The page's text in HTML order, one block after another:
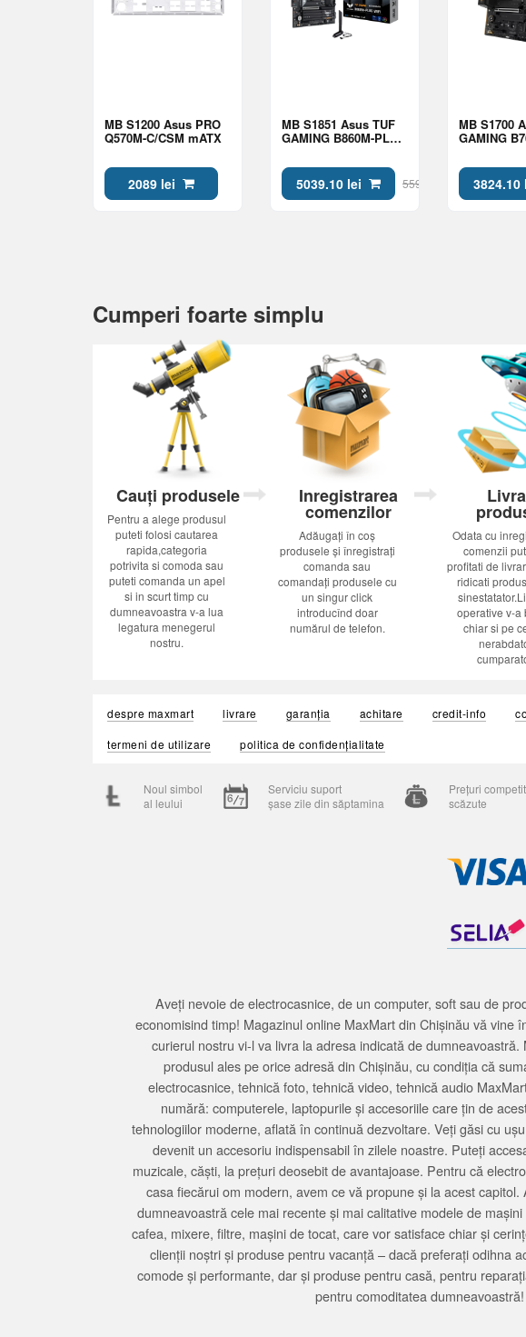
MB S1200 Asus PRO
Q570M-C/CSM mATX
2089 lei
MB S1851 Asus TUF
GAMING B860M-PLUS
5039.10 lei 5599 lei
MB S1700
GAMING
3824.10
Cumperi foarte simplu
Cauți produsele
Pentru a alege produsul
puteti folosi cautarea
rapida,categoria
potrivita si comoda sau
puteti comanda un apel
si in scurt timp cu
dumneavoastra v-a lua
legatura menegerul
nostru.
Inregistrarea
comenzilor
Adăugați în coș
produsele și înregistrați
comanda sau
comandați produsele cu
un singur click
introducînd doar
numărul de telefon.
Odata cu
comenzii
profitati de
ridicati
operative v-a
chiar si pe
despre maxmart livrare garanția achitare credit-info
termeni de utilizare
politica de confidențialitate
Noul simbol
al leului
Serviciu suport
șase zile din săptamina
Prețuri
scăzute
Aveți nevoie de electrocasnice, de un computer, soft sau de
economisind timp! Magazinul online MaxMart din Chișinău vă
curierul nostru vi-l va livra la adresa indicată de
produsul ales pe orice adresă din Chișinău, cu condiția că
electrocasnice, tehnică foto, tehnică video, tehnică audio
numără: computerele, laptopurile și accesoriile care țin de
tehnologiilor moderne, aflată în continuă dezvoltare. Veți găsi cu
devenit un accesoriu indispensabil în zilele noastre. Puteți
muzicale, căști, la prețuri deosebit de avantajoase. Pentru că
casa fiecărui om modern, avem ce vă propune și la acest
dumneavoastră cele mai recente și mai calitative modele de
cafea, mixere, filtre, mașini de tocat, care vor satisface chiar și
clienții noștri și produse pentru vacanță – dacă preferați odihna
comode și performante, dar și produse pentru casă, pentru
pentru comoditatea